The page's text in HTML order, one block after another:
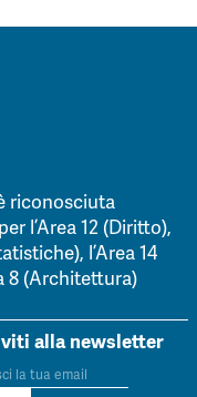
riconosciuta
l’Area 12 (Diritto),
l’Area 14
8 (Architettura)
alla newsletter